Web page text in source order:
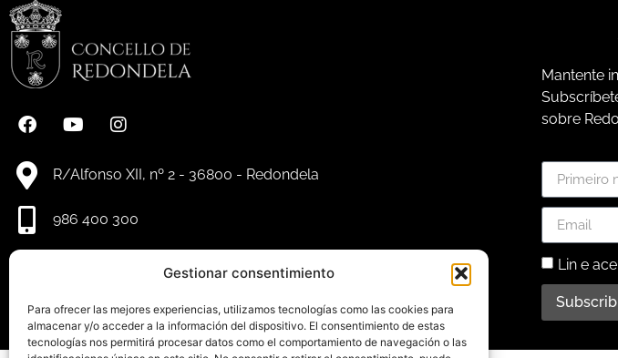
Gestionar consentimiento
Para ofrecer las mejores experiencias, utilizamos tecnologías como las cookies para
almacenar y/o acceder a la información del dispositivo. El consentimiento de estas
tecnologías nos permitirá procesar datos como el comportamiento de navegación o las
R/Alfonso XII, nº 2 - 36800 - Redondela
986 400 300
info@redondela.gal
Mantente
sobre
Lin e